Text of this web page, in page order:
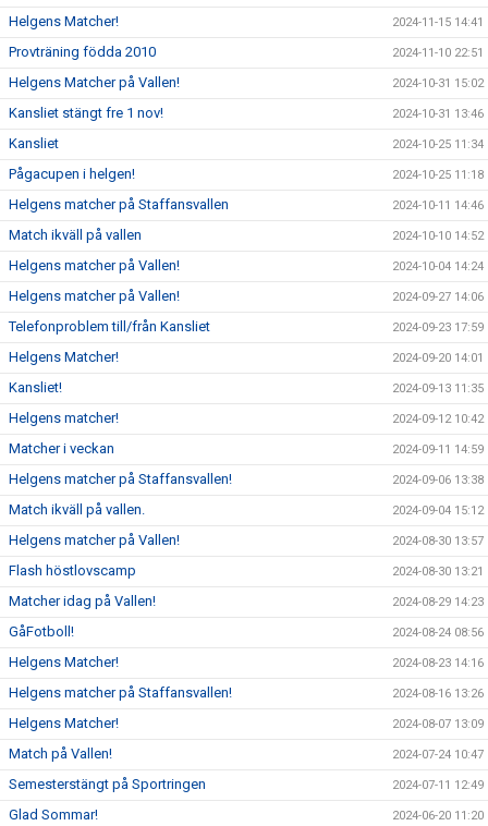
Helgens Matcher! 2024-11-15 14:41
Provträning födda 2010 2024-11-10 22:51
Helgens Matcher på Vallen! 2024-10-31 15:02
Kansliet stängt fre 1 nov! 2024-10-31 13:46
Kansliet 2024-10-25 11:34
Pågacupen i helgen! 2024-10-25 11:18
Helgens matcher på Staffansvallen 2024-10-11 14:46
Match ikväll på vallen 2024-10-10 14:52
Helgens matcher på Vallen! 2024-10-04 14:24
Helgens matcher på Vallen! 2024-09-27 14:06
Telefonproblem till/från Kansliet 2024-09-23 17:59
Helgens Matcher! 2024-09-20 14:01
Kansliet! 2024-09-13 11:35
Helgens matcher! 2024-09-12 10:42
Matcher i veckan 2024-09-11 14:59
Helgens matcher på Staffansvallen! 2024-09-06 13:38
Match ikväll på vallen. 2024-09-04 15:12
Helgens matcher på Vallen! 2024-08-30 13:57
Flash höstlovscamp 2024-08-30 13:21
Matcher idag på Vallen! 2024-08-29 14:23
GåFotboll! 2024-08-24 08:56
Helgens Matcher! 2024-08-23 14:16
Helgens matcher på Staffansvallen! 2024-08-16 13:26
Helgens Matcher! 2024-08-07 13:09
Match på Vallen! 2024-07-24 10:47
Semesterstängt på Sportringen 2024-07-11 12:49
Glad Sommar! 2024-06-20 11:20